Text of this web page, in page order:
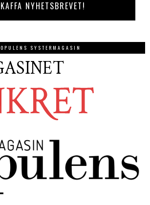
OPULENS SYSTERMAGASIN